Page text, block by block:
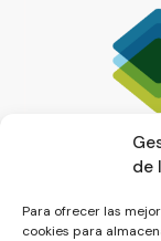
de
Para ofrecer las
cookies para